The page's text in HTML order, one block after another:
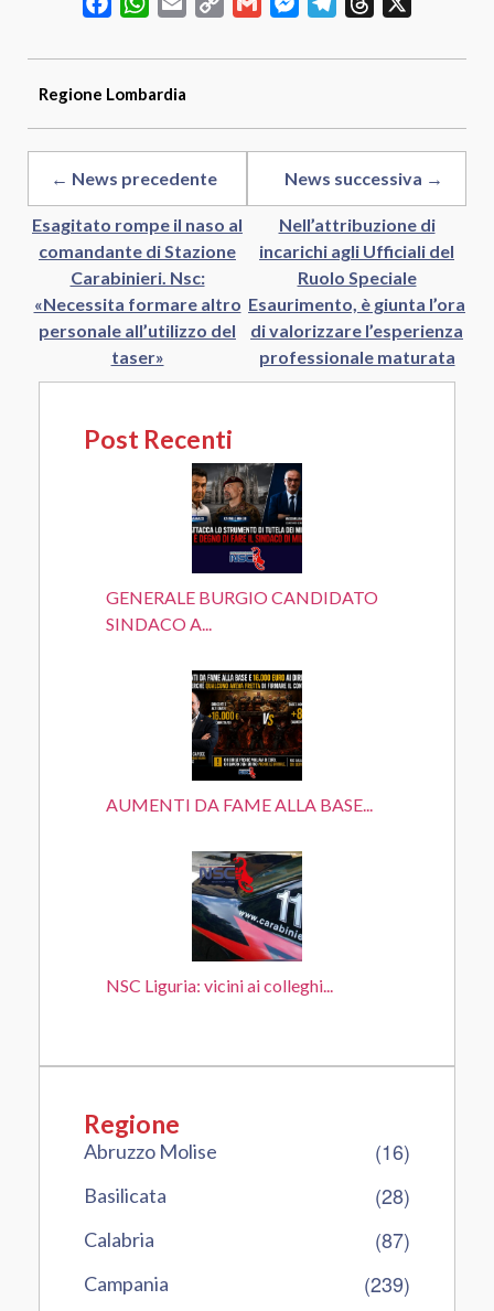
Regione Lombardia
← News precedente
Esagitato rompe il naso al
comandante di Stazione
Carabinieri. Nsc:
«Necessita formare altro
personale all’utilizzo del
taser»
News successiva →
Nell’attribuzione di
incarichi agli Ufficiali del
Ruolo Speciale
Esaurimento, è giunta l’ora
di valorizzare l’esperienza
professionale maturata
Post Recenti
GENERALE BURGIO CANDIDATO
SINDACO A...
AUMENTI DA FAME ALLA BASE...
NSC Liguria: vicini ai colleghi...
Regione
Abruzzo Molise (16)
Basilicata (28)
Calabria (87)
Campania (239)